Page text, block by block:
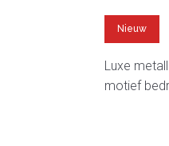
Nieuw
Luxe
motief